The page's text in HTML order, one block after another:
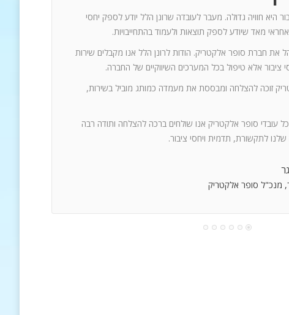
היא חוויה גדולה. מעבר לעובדה שרונן הלל יודע לספק יחסי
מאד שיודע לספק תוצאות ולעמוד בהתחייבויות.
את חברת סופר אלקטריק. הודות לרונן הלל אנו מקבלים שירות
זוכה להצלחה ומבססת את מעמדה כמותג מוביל בשירות,
עובדי סופר אלקטריק אנו שולחים ברכה להצלחה ותודה רבה
לתקשורת, תדמית ויחסי ציבור.
מנכ"ל סופר אלקטריק